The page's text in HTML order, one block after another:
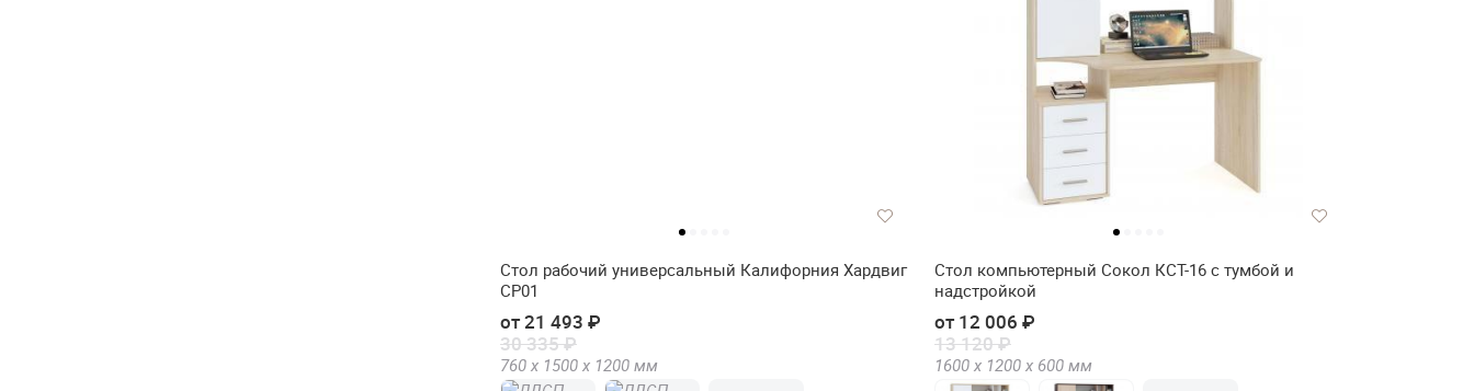
Стол рабочий универсальный Калифорния Хардвиг
СР01
от 21 493 ₽
30 335 ₽
760 х 1500 х 1200 мм
Стол компьютерный Сокол КСТ-16 с тумбой и
надстройкой
от 12 006 ₽
13 120 ₽
1600 х 1200 х 600 мм